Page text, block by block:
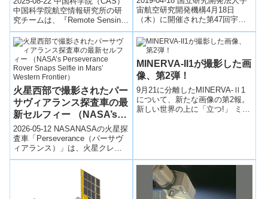
Sustainability
Assessment Method
Using SDGSAT-1 Satellite
Data）
中国科学院航空情報研究所の研
究チームは、『Remote Sensing
of Environment』にて、
SDGSA...
宙航空研究開発機構4月18日
（木）に開催された第47回宇宙
学技術・学術審議会）におきま
して、...
火星西部で撮影されたパー
サヴィアランス探査車の最
新セルフィー （NASA’s
Perseverance Rover
Snaps Selfie in Mars’
Western Frontier）
2026-05-12 NASANASAの火星探
査車「Perseverance（パーサヴ
ィアランス）」は、火星クレー
ター西縁部の探査地点で新たな
セルフィー画像を撮...
MINERVA-II1が撮影した画
像、第2弾！
9月21に分離したMINERVA-Ⅱ1
について、新たな画像の第2報。
新しい世界の上に「立つ!」 ミネ